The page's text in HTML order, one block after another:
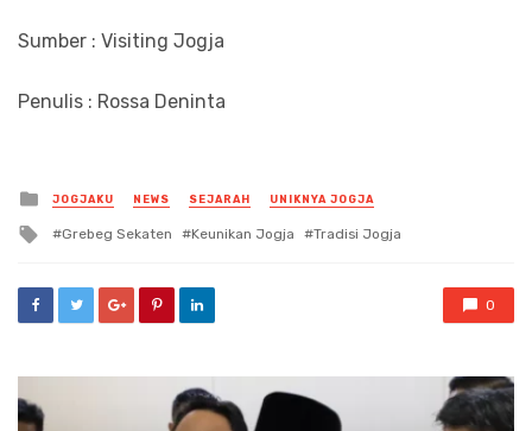
Sumber : Visiting Jogja
Penulis : Rossa Deninta
Posted
in
JOGJAKU NEWS SEJARAH UNIKNYA JOGJA
Tagged
Grebeg Sekaten Keunikan Jogja Tradisi Jogja
0